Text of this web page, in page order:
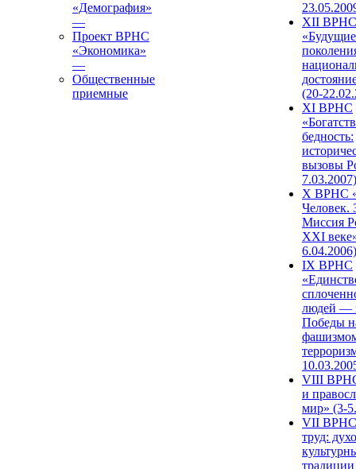
«Демография»
—
Проект ВРНС
«Экономика»
—
Общественные
приемные
XII ВРНС
«Будущие
(20-
XI ВРНС
бедность:
вызовы
7.03.2007)
X ВРНС
Человек.
Миссия
XXI
6.04.2006)
IX ВРНС
людей —
Победы
VIII
и
мир» (3-
VII ВРНС
труд: